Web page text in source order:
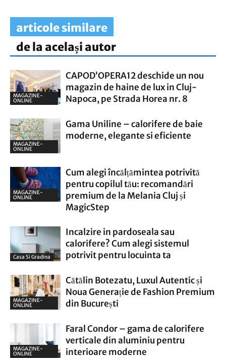
articole similare
de la același autor
MAGAZINE-
ONLINE
CAPOD’OPERA12 deschide un nou
magazin de haine de lux in Cluj-
Napoca, pe Strada Horea nr. 8
MAGAZINE-
ONLINE
Gama Uniline – calorifere de baie
moderne, elegante si eficiente
MAGAZINE-
ONLINE
Cum alegi încălțămintea potrivită
pentru copilul tău: recomandări
premium de la Melania Cluj și
MagicStep
Casa Si Gradina
Incalzire in pardoseala sau
calorifere? Cum alegi sistemul
potrivit pentru locuinta ta
MAGAZINE-
ONLINE
Cătălin Botezatu, Luxul Autentic și
Noua Generație de Fashion Premium
din București
MAGAZINE-
ONLINE
Faral Condor – gama de calorifere
verticale din aluminiu pentru
interioare moderne